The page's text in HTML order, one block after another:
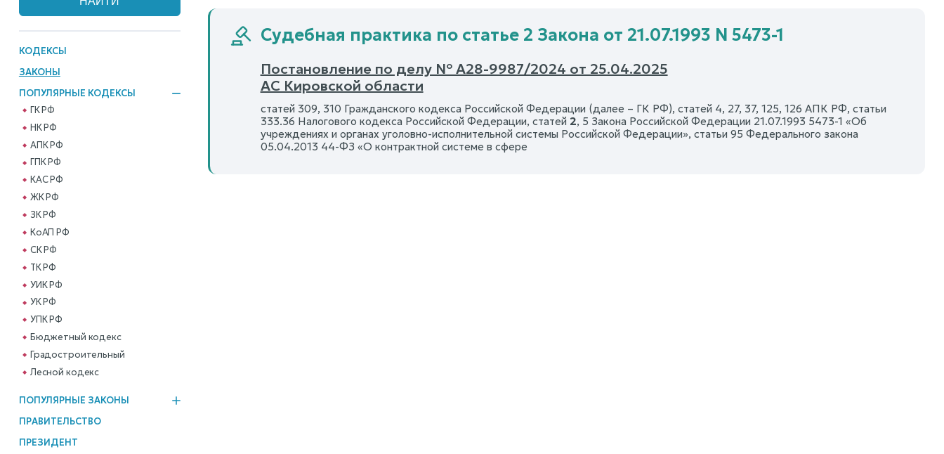
КОДЕКСЫ
ЗАКОНЫ
ПОПУЛЯРНЫЕ КОДЕКСЫ
ГК РФ
НК РФ
АПК РФ
ГПК РФ
КАС РФ
ЖК РФ
ЗК РФ
КоАП РФ
СК РФ
ТК РФ
УИК РФ
УК РФ
УПК РФ
Бюджетный кодекс
Градостроительный
Лесной кодекс
ПОПУЛЯРНЫЕ ЗАКОНЫ
ПРАВИТЕЛЬСТВО
ПРЕЗИДЕНТ
Судебная практика по статье 2 Закона от 21.07.1993 N 5473-1
Постановление по делу № А28-9987/2024 от 25.04.2025
АС Кировской области
статей 309, 310 Гражданского кодекса Российской Федерации (далее – ГК РФ), статей 4, 27, 37, 125, 126 АПК РФ, статьи
333.36 Налогового кодекса Российской Федерации, статей 2, 5 Закона Российской Федерации 21.07.1993 5473-1 «Об
учреждениях и органах уголовно-исполнительной системы Российской Федерации», статьи 95 Федерального закона
05.04.2013 44-ФЗ «О контрактной системе в сфере